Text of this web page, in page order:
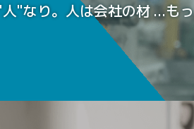
"なり。人は会社の材
のない財産です。
の最大の強みは"人